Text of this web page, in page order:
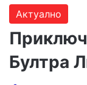
Актуално
Бултра